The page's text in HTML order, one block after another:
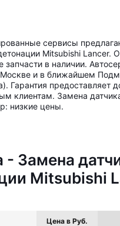
сервисы
Mitsubishi Lancer.
запчасти в наличии.
Москве и в ближайшем
Гарантия предоставляет
клиентам. Замена
низкие цены.
- Замена
Mitsubishi
Цена в Руб.